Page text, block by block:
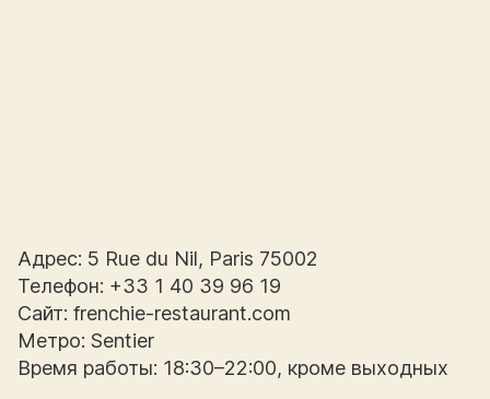
Адрес: 5 Rue du Nil, Paris 75002
Телефон: +33 1 40 39 96 19
Сайт: frenchie-restaurant.com
Метро: Sentier
Время работы: 18:30–22:00, кроме выходных